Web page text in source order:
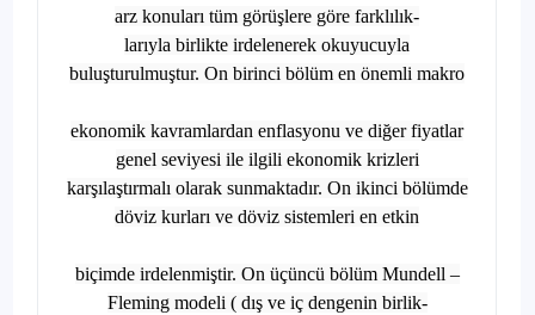
arz konuları tüm görüşlere göre farklılık-
larıyla birlikte irdelenerek okuyucuyla
buluşturulmuştur. On birinci bölüm en önemli makro
ekonomik kavramlardan enflasyonu ve diğer fiyatlar
genel seviyesi ile ilgili ekonomik krizleri
karşılaştırmalı olarak sunmaktadır. On ikinci bölümde
döviz kurları ve döviz sistemleri en etkin
biçimde irdelenmiştir. On üçüncü bölüm Mundell –
Fleming modeli ( dış ve iç dengenin birlik-